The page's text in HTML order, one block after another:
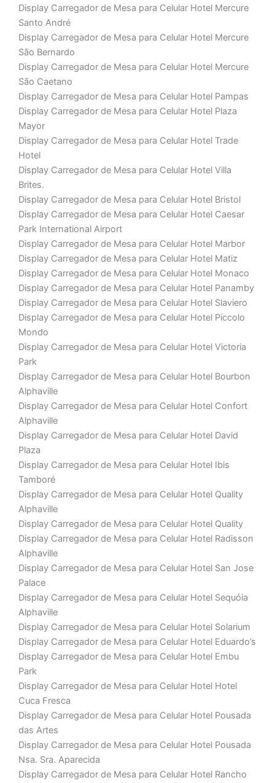
Display Carregador de Mesa para Celular Hotel Mercure
Santo André
Display Carregador de Mesa para Celular Hotel Mercure
São Bernardo
Display Carregador de Mesa para Celular Hotel Mercure
São Caetano
Display Carregador de Mesa para Celular Hotel Pampas
Display Carregador de Mesa para Celular Hotel Plaza
Mayor
Display Carregador de Mesa para Celular Hotel Trade
Hotel
Display Carregador de Mesa para Celular Hotel Villa
Brites.
Display Carregador de Mesa para Celular Hotel Bristol
Display Carregador de Mesa para Celular Hotel Caesar
Park International Airport
Display Carregador de Mesa para Celular Hotel Marbor
Display Carregador de Mesa para Celular Hotel Matiz
Display Carregador de Mesa para Celular Hotel Monaco
Display Carregador de Mesa para Celular Hotel Panamby
Display Carregador de Mesa para Celular Hotel Slaviero
Display Carregador de Mesa para Celular Hotel Piccolo
Mondo
Display Carregador de Mesa para Celular Hotel Victoria
Park
Display Carregador de Mesa para Celular Hotel Bourbon
Alphaville
Display Carregador de Mesa para Celular Hotel Confort
Alphaville
Display Carregador de Mesa para Celular Hotel David
Plaza
Display Carregador de Mesa para Celular Hotel Ibis
Tamboré
Display Carregador de Mesa para Celular Hotel Quality
Alphaville
Display Carregador de Mesa para Celular Hotel Quality
Display Carregador de Mesa para Celular Hotel Radisson
Alphaville
Display Carregador de Mesa para Celular Hotel San Jose
Palace
Display Carregador de Mesa para Celular Hotel Sequóia
Alphaville
Display Carregador de Mesa para Celular Hotel Solarium
Display Carregador de Mesa para Celular Hotel Eduardo’s
Display Carregador de Mesa para Celular Hotel Embu
Park
Display Carregador de Mesa para Celular Hotel Hotel
Cuca Fresca
Display Carregador de Mesa para Celular Hotel Pousada
das Artes
Display Carregador de Mesa para Celular Hotel Pousada
Nsa. Sra. Aparecida
Display Carregador de Mesa para Celular Hotel Rancho